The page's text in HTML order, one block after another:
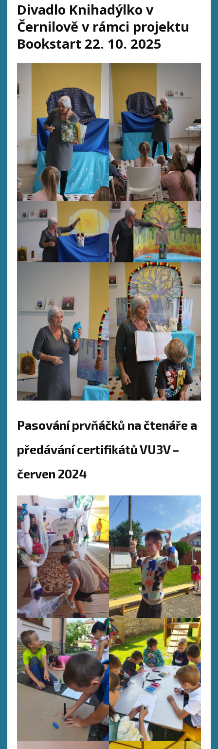
Divadlo Knihadýlko v
Černilově v rámci projektu
Bookstart 22. 10. 2025
Pasování prvňáčků na čtenáře a
předávání certifikátů VU3V –
červen 2024